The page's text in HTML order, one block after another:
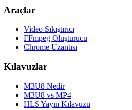
Araçlar
Video Sıkıştırıcı
FFmpeg Oluşturucu
Chrome Uzantısı
Kılavuzlar
M3U8 Nedir
M3U8 vs MP4
HLS Yayın Kılavuzu